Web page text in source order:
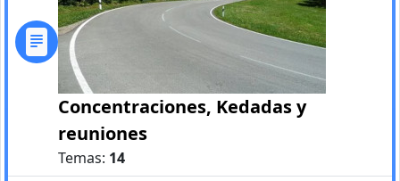
Concentraciones, Kedadas y
reuniones
Temas: 14